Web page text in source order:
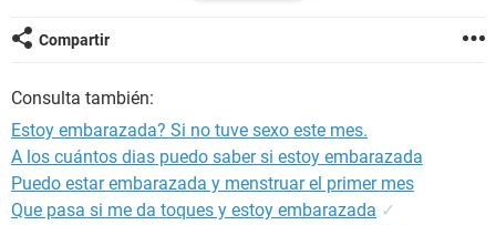
poco de flujo blanco. Estoy preocupada y asustada estaré
embarazada?
Compartir
Consulta también:
Estoy embarazada? Si no tuve sexo este mes.
A los cuántos dias puedo saber si estoy embarazada
Puedo estar embarazada y menstruar el primer mes
Que pasa si me da toques y estoy embarazada ✓